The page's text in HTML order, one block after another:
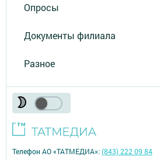
Опросы
Документы филиала
Разное
Телефон АО «ТАТМЕДИА»:(843) 222 09 84